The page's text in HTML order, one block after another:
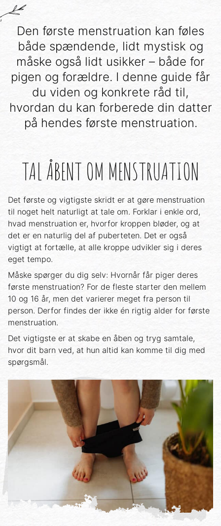
;
Den første menstruation kan føles
både spændende, lidt mystisk og
måske også lidt usikker – både for
pigen og forældre. I denne guide får
du viden og konkrete råd til,
hvordan du kan forberede din datter
på hendes første menstruation.
TAL ÅBENT OM MENSTRUATION
Det første og vigtigste skridt er at gøre menstruation
til noget helt naturligt at tale om. Forklar i enkle ord,
hvad menstruation er, hvorfor kroppen bløder, og at
det er en naturlig del af puberteten. Det er også
vigtigt at fortælle, at alle kroppe udvikler sig i deres
eget tempo.
Måske spørger du dig selv: Hvornår får piger deres
første menstruation? For de fleste starter den mellem
10 og 16 år, men det varierer meget fra person til
person. Derfor findes der ikke én rigtig alder for første
menstruation.
Det vigtigste er at skabe en åben og tryg samtale,
hvor dit barn ved, at hun altid kan komme til dig med
spørgsmål.